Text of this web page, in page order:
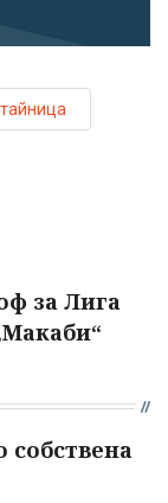
за Лига
собствена